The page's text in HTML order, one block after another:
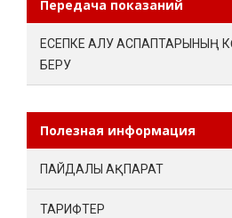
Передача показаний
ЕСЕПКЕ АЛУ АСПАПТАРЫНЫҢ
БЕРУ
Полезная информация
ПАЙДАЛЫ АҚПАРАТ
ТАРИФТЕР